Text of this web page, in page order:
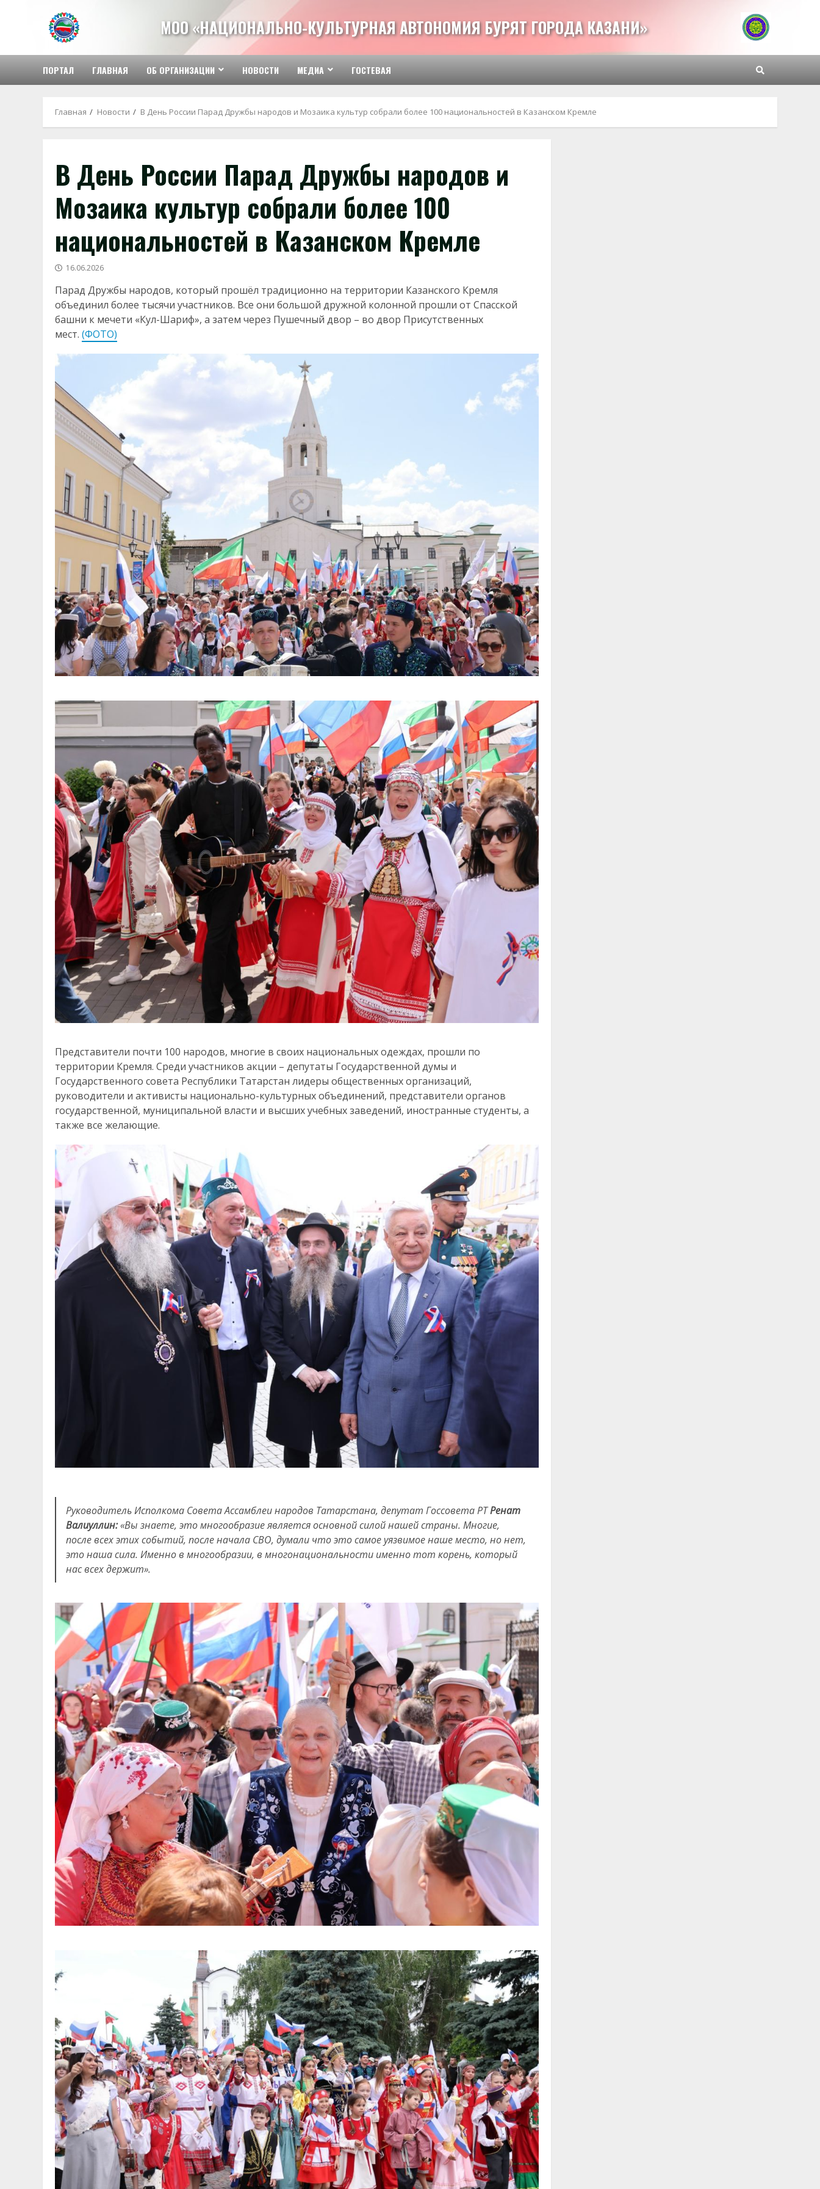
содержимому
МОО «НАЦИОНАЛЬНО-КУЛЬТУРНАЯ АВТОНОМИЯ БУРЯТ ГОРОДА КАЗАНИ»
ПОРТАЛ ГЛАВНАЯ ОБ ОРГАНИЗАЦИИ НОВОСТИ МЕДИА ГОСТЕВАЯ
Главная Новости В День России Парад Дружбы народов и Мозаика культур собрали более 100 национальностей в Казанском Кремле
В День России Парад Дружбы народов и
Мозаика культур собрали более 100
национальностей в Казанском Кремле
16.06.2026
Парад Дружбы народов, который прошёл традиционно на территории Казанского Кремля
объединил более тысячи участников. Все они большой дружной колонной прошли от Спасской
башни к мечети «Кул-Шариф», а затем через Пушечный двор – во двор Присутственных
мест. (ФОТО)
Представители почти 100 народов, многие в своих национальных одеждах, прошли по
территории Кремля. Среди участников акции – депутаты Государственной думы и
Государственного совета Республики Татарстан лидеры общественных организаций,
руководители и активисты национально-культурных объединений, представители органов
государственной, муниципальной власти и высших учебных заведений, иностранные студенты, а
также все желающие.
Руководитель Исполкома Совета Ассамблеи народов Татарстана, депутат Госсовета РТРенат
Валиуллин:«Вы знаете, это многообразие является основной силой нашей страны. Многие,
после всех этих событий, после начала СВО, думали что это самое уязвимое наше место, но нет,
это наша сила. Именно в многообразии, в многонациональности именно тот корень, который
нас всех держит».